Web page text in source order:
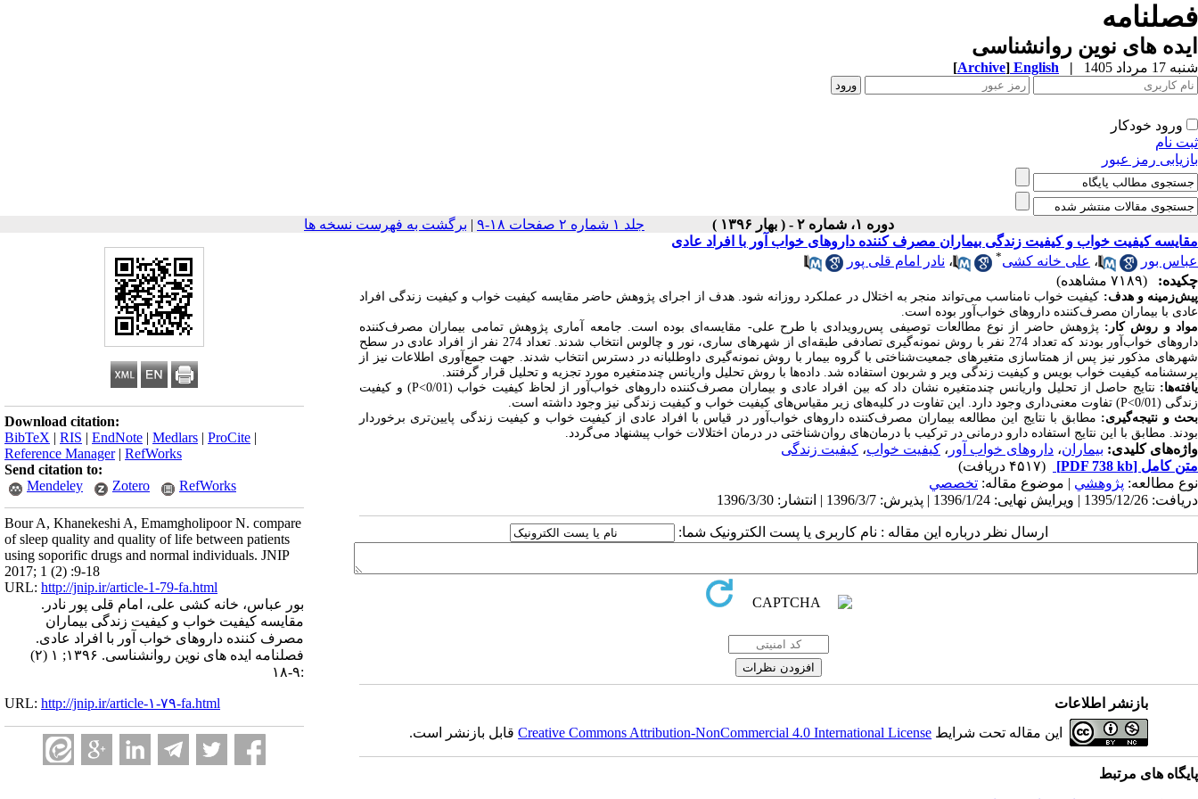
فصلنامه
ایده های نوین روانشناسی
شنبه 17 مرداد 1405 |
English
[Archive]
ورود خودکار
ثبت نام
بازیابی رمز عبور
دوره ۱، شماره ۲ - ( بهار ۱۳۹۶ ) جلد ۱ شماره ۲ صفحات ۱۸-۹ | برگشت به فهرست نسخه ها
Download citation:
BibTeX | RIS | EndNote | Medlars | ProCite |
Reference Manager| RefWorks
Send citation to:
Mendeley
Zotero RefWorks
Bour A, Khanekeshi A, Emamgholipoor N. compare
of sleep quality and quality of life between patients
using soporific drugs and normal individuals. JNIP
2017; 1 (2) :9-18
URL: http://jnip.ir/article-1-79-fa.html
بور عباس، خانه کشی علی، امام قلی پور نادر.
مقایسه کیفیت خواب و کیفیت زندگی بیماران
مصرف کننده داروهای خواب آور با افراد عادی.
فصلنامه ایده های نوین روانشناسی. ۱۳۹۶; ۱ (۲)
:۹-۱۸
URL: http://jnip.ir/article-۱-۷۹-fa.html
مقایسه کیفیت خواب و کیفیت زندگی بیماران مصرف کننده داروهای خواب آور با افراد عادی
عباس بور
، علی خانه کشی* ، نادر امام قلی پور
چکیده:
(۷۱۸۹ مشاهده)
پیش‌زمینه و هدف: کیفیت خواب نامناسب می‌تواند منجر به اختلال در عملکرد روزانه شود. هدف از اجرای پژوهش حاضر مقایسه کیفیت خواب و کیفیت زندگی افراد
عادی با بیماران مصرف‌کننده داروهای خواب‌آور بوده است.
مواد و روش کار: پژوهش حاضر از نوع مطالعات توصیفی پس‌رویدادی با طرح علی- مقایسه‌ای بوده است. جامعه آماری پژوهش تمامی بیماران مصرف‌کننده
داروهای خواب‌آور بودند که تعداد 274 نفر با روش نمونه‌گیری تصادفی طبقه‌ای از شهرهای ساری، نور و چالوس انتخاب شدند. تعداد 274 نفر از افراد عادی در سطح
شهرهای مذکور نیز پس از همتاسازی متغیرهای جمعیت‌شناختی با گروه بیمار با روش نمونه‌گیری داوطلبانه در دسترس انتخاب شدند. جهت جمع‌آوری اطلاعات نیز از
پرسشنامه کیفیت خواب بویس و کیفیت زندگی ویر و شربون استفاده شد. داده‌ها با روش تحلیل واریانس چندمتغیره مورد تجزیه و تحلیل قرار گرفتند.
یافته‌ها: نتایج حاصل از تحلیل واریانس چندمتغیره نشان داد که بین افراد عادی و بیماران مصرف‌کننده داروهای خواب‌آور از لحاظ کیفیت خواب (0/01
P<) و کیفیت
زندگی (0/01
P<) تفاوت معنی‌داری وجود دارد. این تفاوت در کلیه‌های زیر مقیاس‌های کیفیت خواب و کیفیت زندگی نیز وجود داشته است.
بحث و نتیجه‌گیری: مطابق با نتایج این مطالعه بیماران مصرف‌کننده داروهای خواب‌آور در قیاس با افراد عادی از کیفیت خواب و کیفیت زندگی پایین‌تری برخوردار
بودند. مطابق با این نتایج استفاده دارو درمانی در ترکیب با درمان‌های روان‌شناختی در درمان اختلالات خواب پیشنهاد می‌گردد.
واژه‌های کلیدی: بیماران، داروهای خواب آور ، کیفیت خواب، کیفیت زندگی
متن کامل [PDF 738 kb]
(۴۵۱۷ دریافت)
نوع مطالعه: پژوهشي | موضوع مقاله: تخصصي
دریافت: 1395/12/26 | ویرایش نهایی: 1396/1/24 | پذیرش: 1396/3/7 | انتشار: 1396/3/30
ارسال نظر درباره این مقاله : نام کاربری یا پست الکترونیک شما:
بازنشر اطلاعات
این مقاله تحت شرایط Creative Commons Attribution-NonCommercial 4.0 International Licenseقابل بازنشر است.
پایگاه های مرتبط